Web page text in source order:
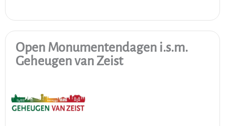
Open Monumentendagen i.s.m.
Geheugen van Zeist